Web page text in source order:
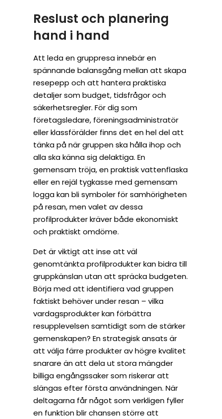
Reslust och planering
hand i hand
Att leda en gruppresa innebär en
spännande balansgång mellan att skapa
resepepp och att hantera praktiska
detaljer som budget, tidsfrågor och
säkerhetsregler. För dig som
företagsledare, föreningsadministratör
eller klassförälder finns det en hel del att
tänka på när gruppen ska hålla ihop och
alla ska känna sig delaktiga. En
gemensam tröja, en praktisk vattenflaska
eller en rejäl tygkasse med gemensam
logga kan bli symboler för samhörigheten
på resan, men valet av dessa
profilprodukter kräver både ekonomiskt
och praktiskt omdöme.
Det är viktigt att inse att väl
genomtänkta profilprodukter kan bidra till
gruppkänslan utan att spräcka budgeten.
Börja med att identifiera vad gruppen
faktiskt behöver under resan – vilka
vardagsprodukter kan förbättra
resupplevelsen samtidigt som de stärker
gemenskapen? En strategisk ansats är
att välja färre produkter av högre kvalitet
snarare än att dela ut stora mängder
billiga engångssaker som riskerar att
slängas efter första användningen. När
deltagarna får något som verkligen fyller
en funktion blir chansen större att